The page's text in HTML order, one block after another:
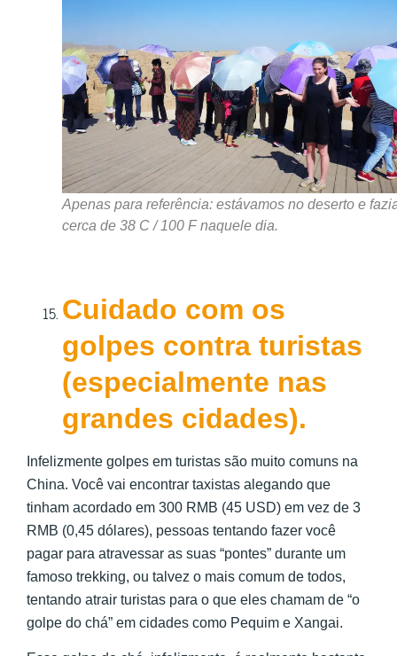
Apenas para referência: estávamos no deserto e
cerca de 38 C / 100 F naquele dia.
Cuidado com os
golpes contra turistas
(especialmente nas
grandes cidades).
Infelizmente golpes em turistas são muito comuns na
China. Você vai encontrar taxistas alegando que
tinham acordado em 300 RMB (45 USD) em vez de 3
RMB (0,45 dólares), pessoas tentando fazer você
pagar para atravessar as suas “pontes” durante um
famoso trekking, ou talvez o mais comum de todos,
tentando atrair turistas para o que eles chamam de “o
golpe do chá” em cidades como Pequim e Xangai.